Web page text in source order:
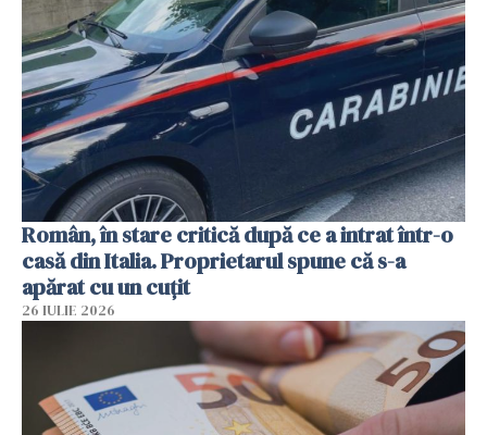
Român, în stare critică după ce a intrat într-o
casă din Italia. Proprietarul spune că s-a
apărat cu un cuțit
26 IULIE 2026